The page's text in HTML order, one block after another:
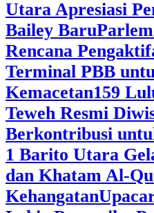
Utara Apresiasi
Bailey Baru
Rencana
Terminal PBB
Kemacetan159
Teweh Resmi
Berkontribusi
1 Barito Utara
dan Khatam Al-
Kehangatan